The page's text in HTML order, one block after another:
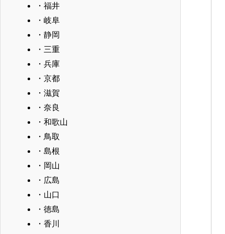
・福井
・岐阜
・静岡
・三重
・兵庫
・京都
・滋賀
・奈良
・和歌山
・鳥取
・島根
・岡山
・広島
・山口
・徳島
・香川